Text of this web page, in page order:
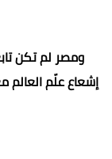
ومصر لم تكن
إشعاع علّم العالم